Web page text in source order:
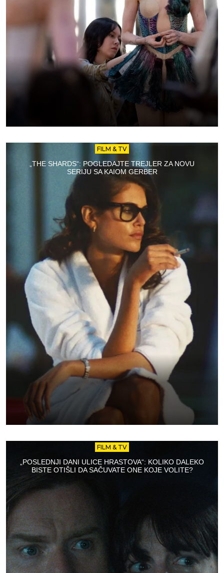
FILM & TV
„THE SHARDS“: POGLEDAJTE TREJLER ZA NOVU
SERIJU SA KAIOM GERBER
FILM & TV
„POSLEDNJI DANI ULICE HRASTOVA“: KOLIKO DALEKO
BISTE OTIŠLI DA SAČUVATE ONE KOJE VOLITE?